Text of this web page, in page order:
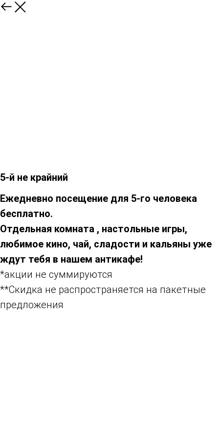
5-й не крайний
Ежедневно посещение для 5-го человека
бесплатно.
Отдельная комната , настольные игры,
любимое кино, чай, сладости и кальяны уже
ждут тебя в нашем антикафе!
*акции не суммируются
**Скидка не распространяется на пакетные
предложения